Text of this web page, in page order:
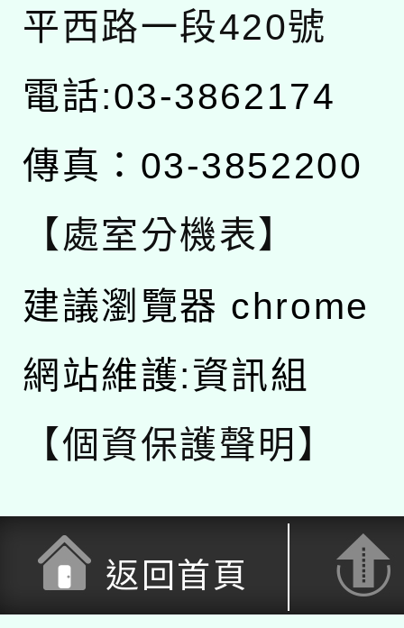
平西路一段420號
電話:03-3862174
傳真：03-3852200
【處室分機表】
建議瀏覽器 chrome
網站維護:資訊組
【個資保護聲明】
返回首頁